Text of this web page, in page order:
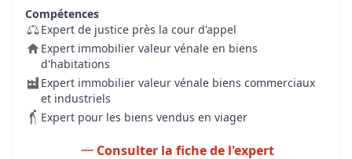
Compétences
Expert de justice près la cour d'appel
Expert immobilier valeur vénale en biens
d'habitations
Expert immobilier valeur vénale biens commerciaux
et industriels
Expert pour les biens vendus en viager
Consulter la fiche de l'expert